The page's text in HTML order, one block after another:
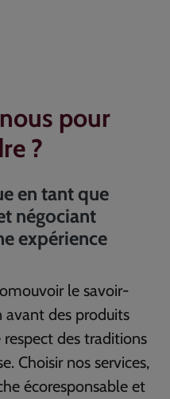
pour
?
en tant que
négociant
expérience
le savoir-
des produits
respect des traditions
Choisir nos services,
écoresponsable et